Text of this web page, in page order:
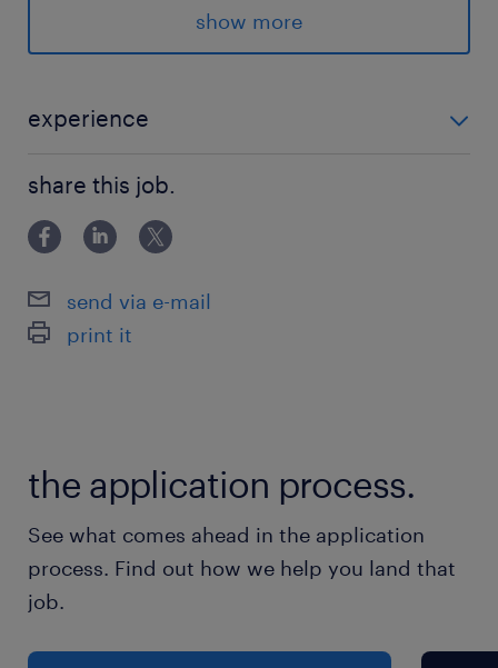
＜必須スキル/経験＞
務経験者
テーブルを使ったデータ集計・突合の実務経験）
＜歓迎スキル/経験＞
利用経験者は特に歓迎
休憩室,食堂
通勤手当、健康保険、厚生年金保険、雇用保険、
労災保険、退職金制度
＜各手当・制度補足＞
show more
experience
レーションの実務経験者 ・Excel中級レベル以上
（VLOOKUP、ピボットテーブルを使ったデータ集計・
突合の実務経験） ＜歓迎スキル/経験＞ ・
share this job.
send via e-mail
print it
the application process.
See what comes ahead in the application
process. Find out how we help you land that
job.